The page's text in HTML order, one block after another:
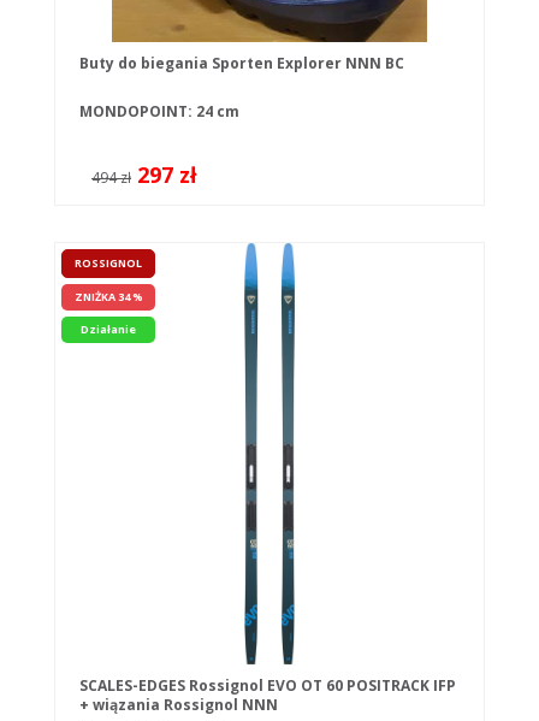
Buty do biegania Sporten Explorer NNN BC
MONDOPOINT: 24 cm
494 zł 297 zł
ROSSIGNOL
ZNIŻKA 34 %
Działanie
SCALES-EDGES Rossignol EVO OT 60 POSITRACK IFP
+ wiązania Rossignol NNN